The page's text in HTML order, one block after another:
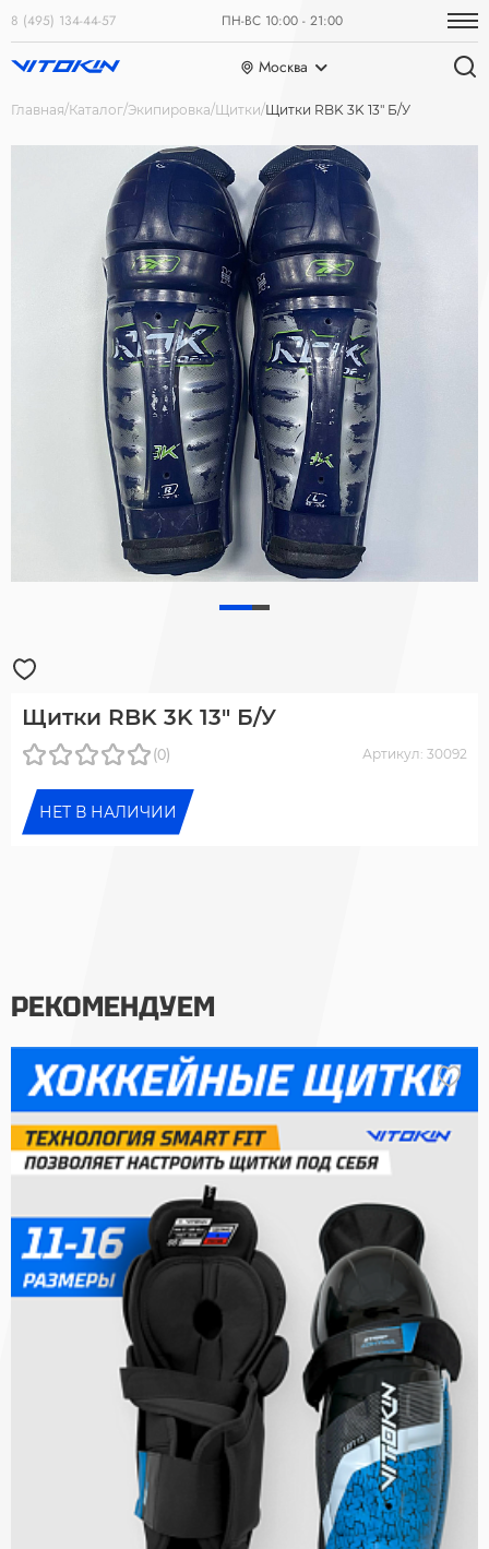
8 (495) 134-44-57 ПН-ВС 10:00 - 21:00
Москва
Главная Каталог Экипировка Щитки Щитки RBK 3K 13" Б/У
Щитки RBK 3K 13" Б/У
(0) Артикул: 30092
НЕТ В НАЛИЧИИ
РЕКОМЕНДУЕМ